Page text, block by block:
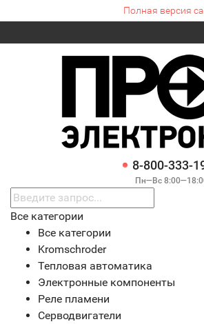
Полная версия
8-800-333-
Пн—Вс
Все категории
Все категории
Kromschroder
Тепловая автоматика
Электронные компоненты
Реле пламени
Серводвигатели